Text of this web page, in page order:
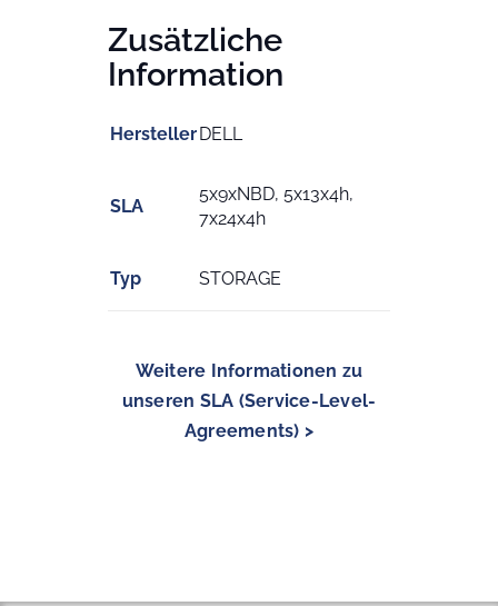
Zusätzliche
Information
HerstellerDELL
SLA
5x9xNBD, 5x13x4h,
7x24x4h
Typ STORAGE
Weitere Informationen zu
unseren SLA (Service-Level-
Agreements) >